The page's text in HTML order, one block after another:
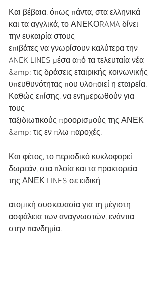
Και βέβαια, όπως πάντα, στα ελληνικά
και τα αγγλικά, το ΑΝΕΚΟRAMA δίνει
την ευκαιρία στους
επιβάτες να γνωρίσουν καλύτερα την
ANEK LINES μέσα από τα τελευταία νέα
&amp; τις δράσεις εταιρικής κοινωνικής
υπευθυνότητας που υλοποιεί η εταιρεία.
Καθώς επίσης, να ενημερωθούν για
τους
ταξιδιωτικούς προορισμούς της ΑΝΕΚ
&amp; τις εν πλω παροχές.
Και φέτος, το περιοδικό κυκλοφορεί
δωρεάν, στα πλοία και τα πρακτορεία
της ΑΝΕΚ LINES σε ειδική
ατομική συσκευασία για τη μέγιστη
ασφάλεια των αναγνωστών, ενάντια
στην πανδημία.